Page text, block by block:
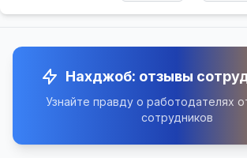
Нахджоб: отзывы
Узнайте правду о работодателях
сотрудников